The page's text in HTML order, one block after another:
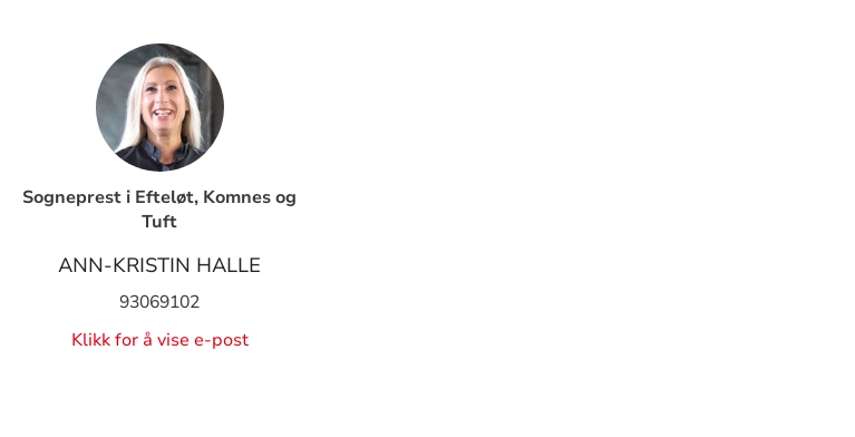
Sogneprest i Efteløt, Komnes og
Tuft
ANN-KRISTIN HALLE
93069102
Klikk for å vise e-post